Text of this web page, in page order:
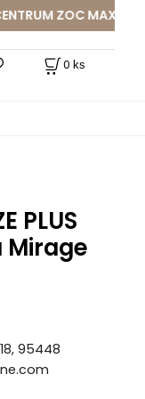
ZOC MAX a
0 ks
PLUS
95448